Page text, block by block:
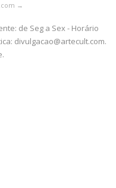
→
de Seg a Sex - Horário
divulgacao@artecult.com.